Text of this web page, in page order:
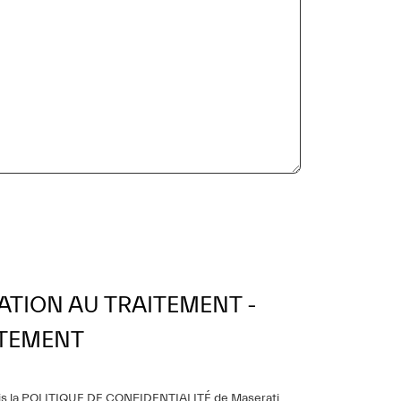
AU TRAITEMENT -
la POLITIQUE DE CONFIDENTIALITÉ de Maserati,